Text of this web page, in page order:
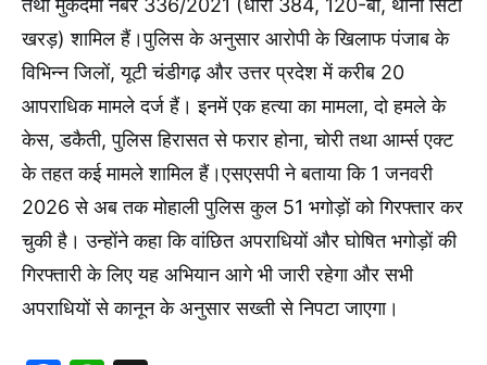
खरड़) शामिल हैं।पुलिस के अनुसार आरोपी के खिलाफ पंजाब के
विभिन्न जिलों, यूटी चंडीगढ़ और उत्तर प्रदेश में करीब 20
आपराधिक मामले दर्ज हैं। इनमें एक हत्या का मामला, दो हमले के
केस, डकैती, पुलिस हिरासत से फरार होना, चोरी तथा आर्म्स एक्ट
के तहत कई मामले शामिल हैं।एसएसपी ने बताया कि 1 जनवरी
2026 से अब तक मोहाली पुलिस कुल 51 भगोड़ों को गिरफ्तार कर
चुकी है। उन्होंने कहा कि वांछित अपराधियों और घोषित भगोड़ों की
गिरफ्तारी के लिए यह अभियान आगे भी जारी रहेगा और सभी
अपराधियों से कानून के अनुसार सख्ती से निपटा जाएगा।